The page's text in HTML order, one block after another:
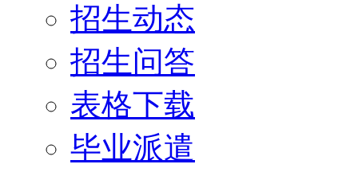
招生动态
招生问答
表格下载
毕业派遣